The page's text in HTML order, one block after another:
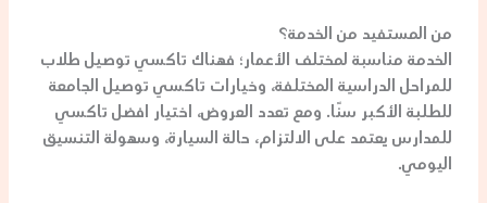
من المستفيد من الخدمة؟
الخدمة مناسبة لمختلف الأعمار؛ فهناك تاكسي توصيل طلاب
للمراحل الدراسية المختلفة، وخيارات تاكسي توصيل الجامعة
للطلبة الأكبر سنًا. ومع تعدد العروض، اختيار افضل تاكسي
للمدارسيعتمد على الالتزام، حالة السيارة، وسهولة التنسيق
اليومي.